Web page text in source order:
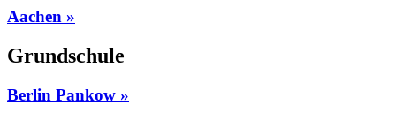
Aachen »
Grundschule
Berlin Pankow »